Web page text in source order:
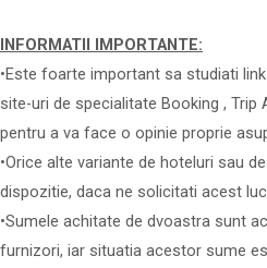
INFORMATII IMPORTANTE:
•Este foarte important sa studiati
site-uri de specialitate Booking , Trip
pentru a va face o opinie proprie
•Orice alte variante de hoteluri sau
dispozitie, daca ne solicitati acest
•Sumele achitate de dvoastra sunt
furnizori, iar situatia acestor sume